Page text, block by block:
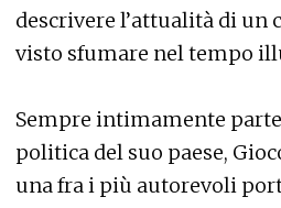
descrivere l’attualità di un
visto sfumare nel tempo
Sempre intimamente
politica del suo paese,
una fra i più autorevoli